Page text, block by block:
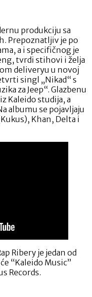
produkciju sa
Prepoznatljiv je po
a i specifičnog je
tvrdi stihovi i želja
deliveryu u novoj
singl „Nikad“ s
za Jeep“. Glazbenu
Kaleido studija, a
albumu se pojavljaju
Khan, Delta i
Ribery je jedan od
“Kaleido Music”
Records.